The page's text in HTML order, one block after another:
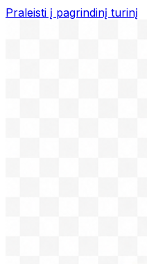
Praleisti į pagrindinį turinį